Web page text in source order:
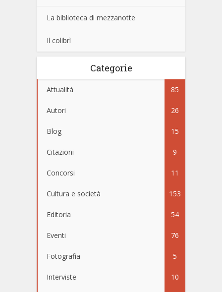
La biblioteca di mezzanotte
Il colibrì
Categorie
Attualità 85
Autori 26
Blog 15
Citazioni 9
Concorsi 11
Cultura e società 153
Editoria 54
Eventi 76
Fotografia 5
Interviste 10